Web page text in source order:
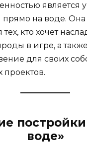
является
прямо на воде.
кто хочет
в игре, а также
для своих
проектов.
воде»